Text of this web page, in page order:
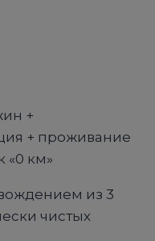
+
+ проживание
«0 км»
из 3
чистых